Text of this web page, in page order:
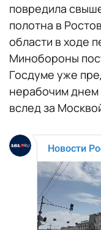
повредила
полотна в
области в ходе
Минобороны
Госдуме уже
нерабочим днем
вслед за